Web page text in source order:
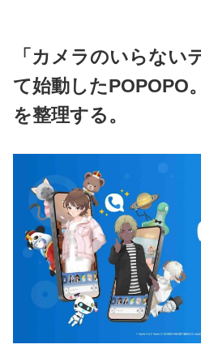
「カメラのいらない
て始動したPOPOPO
を整理する。